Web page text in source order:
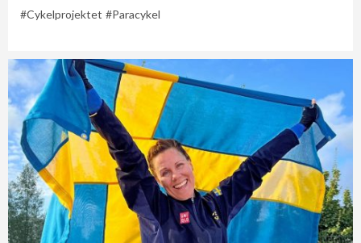
Cykelprojektet Paracykel